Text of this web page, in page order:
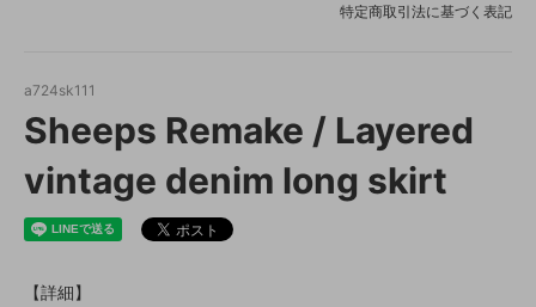
特定商取引法に基づく表記
a724sk111
Sheeps Remake / Layered
vintage denim long skirt
【詳細】